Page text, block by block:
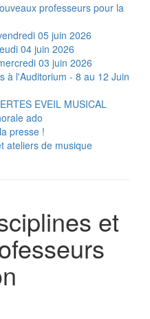
professeurs pour la
05 juin 2026
04 juin 2026
03 juin 2026
à l'Auditorium - 8 au 12 Juin
EVEIL MUSICAL
ado
presse !
ateliers de musique
et